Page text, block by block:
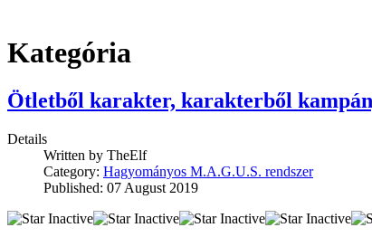
Kategória
Ötletből karakter, karakterből
Details
Written by TheElf
Category: Hagyományos M.A.G.U.S. rendszer
Published: 07 August 2019